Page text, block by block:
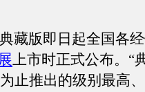
藏版即日起全国各
上市时正式公布。“
止推出的级别最高